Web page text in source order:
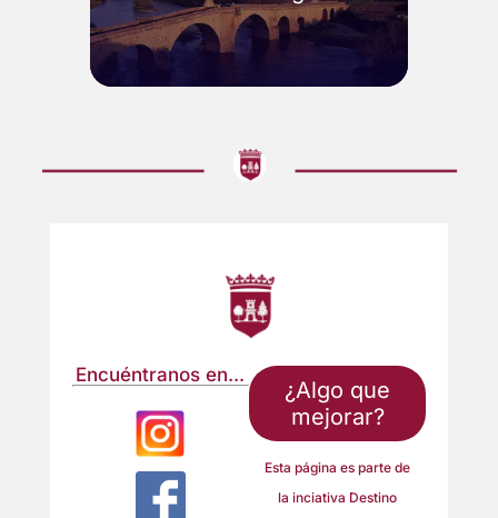
Encuéntranos en...
¿Algo que
mejorar?
Esta página es parte de
la inciativa Destino